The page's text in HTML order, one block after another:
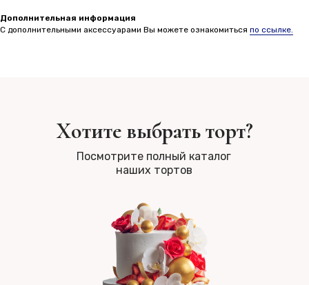
Дополнительная информация
С дополнительными аксессуарами Вы можете ознакомиться по ссылке.
Хотите выбрать торт?
Посмотрите полный каталог
наших тортов